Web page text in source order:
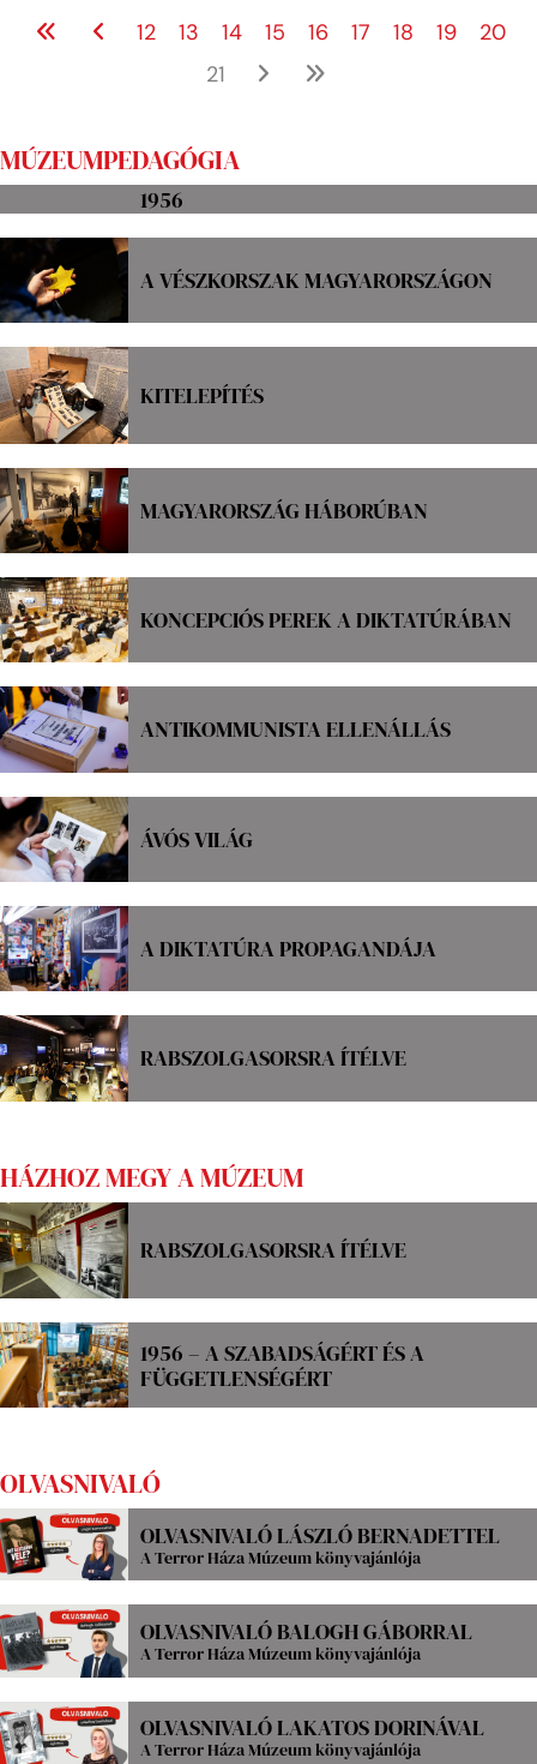
12 13 14 15 16 17 18 19
20
21
MÚZEUMPEDAGÓGIA
1956
A VÉSZKORSZAK MAGYARORSZÁGON
KITELEPÍTÉS
MAGYARORSZÁG HÁBORÚBAN
KONCEPCIÓS PEREK A DIKTATÚRÁBAN
ANTIKOMMUNISTA ELLENÁLLÁS
ÁVÓS VILÁG
A DIKTATÚRA PROPAGANDÁJA
RABSZOLGASORSRA ÍTÉLVE
HÁZHOZ MEGY A MÚZEUM
RABSZOLGASORSRA ÍTÉLVE
1956 – A SZABADSÁGÉRT ÉS A
FÜGGETLENSÉGÉRT
OLVASNIVALÓ
OLVASNIVALÓ LÁSZLÓ BERNADETTEL
A Terror Háza Múzeum könyvajánlója
OLVASNIVALÓ BALOGH GÁBORRAL
A Terror Háza Múzeum könyvajánlója
OLVASNIVALÓ LAKATOS DORINÁVAL
A Terror Háza Múzeum könyvajánlója